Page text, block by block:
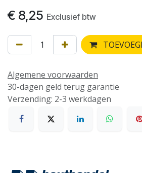
€ 8,25 Exclusief btw
Algemene voorwaarden
30-dagen geld terug garantie
Verzending: 2-3 werkdagen